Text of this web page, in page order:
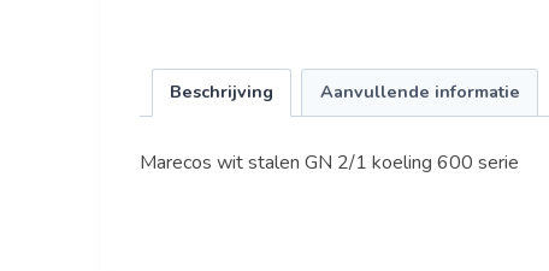
Beschrijving Aanvullende informatie
Marecos wit stalen GN 2/1 koeling 600 serie